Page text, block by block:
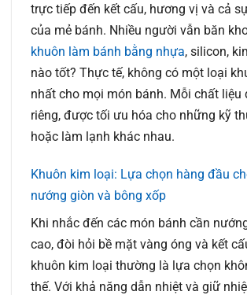
trực tiếp đến kết cấu, hương vị và cả
của mẻ bánh. Nhiều người vẫn băn
khuôn làm bánh bằng nhựa, silicon,
nào tốt? Thực tế, không có một loại
nhất cho mọi món bánh. Mỗi chất liệu
riêng, được tối ưu hóa cho những kỹ
hoặc làm lạnh khác nhau.
Khuôn kim loại: Lựa chọn hàng đầu
nướng giòn và bông xốp
Khi nhắc đến các món bánh cần
cao, đòi hỏi bề mặt vàng óng và kết
khuôn kim loại thường là lựa chọn
thế. Với khả năng dẫn nhiệt và giữ